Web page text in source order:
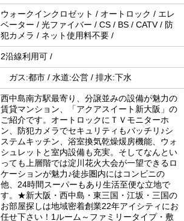
ウォークインクロゼット / オートロック / エレ
ベーター / 光ファイバー / CS / BS / CATV / 防
犯カメラ / ネット使用料不要 /
2沿線利用可 /
ガス:都市 / 水道:公営 / 排水:下水
西中島南方駅最寄り、分譲並みの設備が魅力の
賃貸マンション、「アクアスイート新大阪」の
ご紹介です。オートロックにＴＶモニターホ
ン、防犯カメラでセキュリティもバッチリ♪シ
ステムキッチン、浴室換気乾燥煖房機能、ウォ
シュレットと室内設備も充実。そしてなんとい
っても上層階では淀川花火大会が一望できるロ
ケーションが魅力♪徒歩圏内にはコンビニの
他、24時間スーパーもあり生活至便な立地で
す。★新大阪・西中島・東三国・江坂・三国の
お部屋探しは地域密着創業22年アイシティにお
任せ下さい！1ルーム～ファミリータイプ・敷